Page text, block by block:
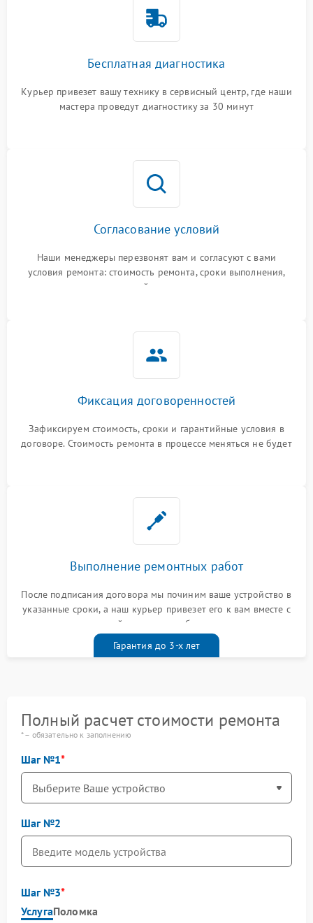
Бесплатная диагностика
Курьер привезет вашу технику в сервисный центр, где наши
мастера проведут диагностику за 30 минут
Согласование условий
Наши менеджеры перезвонят вам и согласуют с вами
условия ремонта: стоимость ремонта, сроки выполнения,
гарантийные условия
Фиксация договоренностей
Зафиксируем стоимость, сроки и гарантийные условия в
договоре. Стоимость ремонта в процессе меняться не будет
Выполнение ремонтных работ
После подписания договора мы починим ваше устройство в
указанные сроки, а наш курьер привезет его к вам вместе с
гарантийным талоном бесплатно
Гарантия до 3-х лет
Полный расчет стоимости ремонта
* – обязательно к заполнению
Шаг №1
Шаг №2
Шаг №3
УслугаПоломка